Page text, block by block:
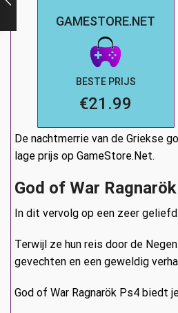
GAMESTORE.NET
BESTE PRIJS
€21.99
De nachtmerrie van de Griekse
lage prijs op GameStore.Net.
God of War
In dit vervolg op een zeer
Terwijl ze hun reis door de
gevechten en een geweldig
God of War Ragnarök Ps4 biedt